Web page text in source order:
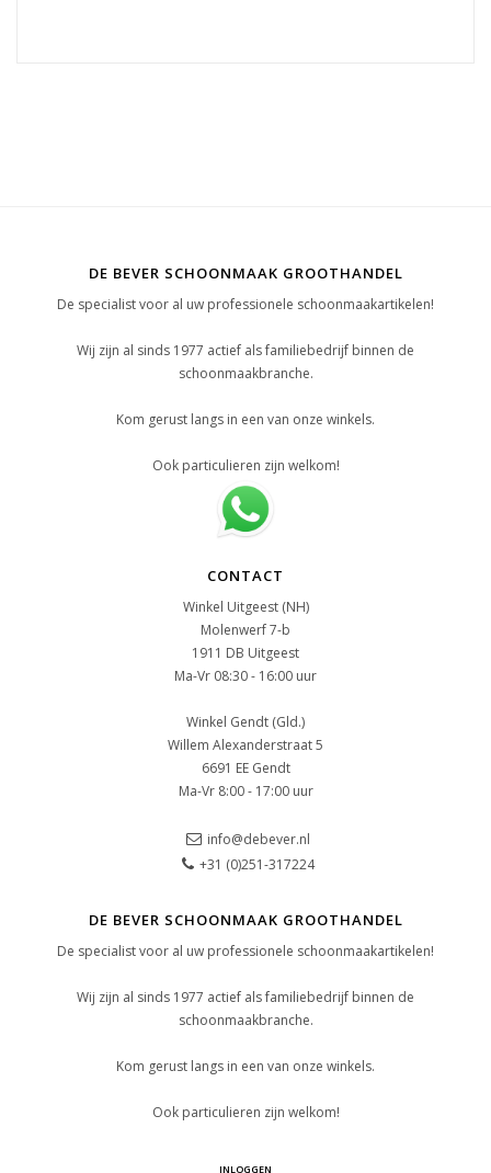
DE BEVER SCHOONMAAK GROOTHANDEL
De specialist voor al uw professionele schoonmaakartikelen!
Wij zijn al sinds 1977 actief als familiebedrijf binnen de
schoonmaakbranche.
Kom gerust langs in een van onze winkels.
Ook particulieren zijn welkom!
CONTACT
Winkel Uitgeest (NH)
Molenwerf 7-b
1911 DB Uitgeest
Ma-Vr 08:30 - 16:00 uur
Winkel Gendt (Gld.)
Willem Alexanderstraat 5
6691 EE Gendt
Ma-Vr 8:00 - 17:00 uur
info@debever.nl
+31 (0)251-317224
DE BEVER SCHOONMAAK GROOTHANDEL
De specialist voor al uw professionele schoonmaakartikelen!
Wij zijn al sinds 1977 actief als familiebedrijf binnen de
schoonmaakbranche.
Kom gerust langs in een van onze winkels.
Ook particulieren zijn welkom!
INLOGGEN